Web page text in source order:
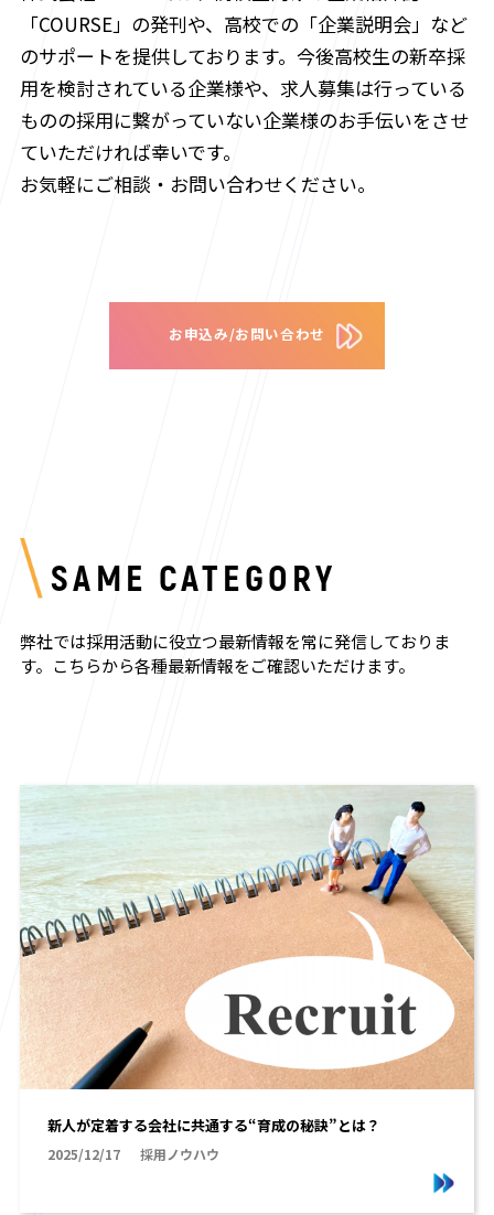
「COURSE」の発刊や、高校での「企業説明会」など
のサポートを提供しております。今後高校生の新卒採
用を検討されている企業様や、求人募集は行っている
ものの採用に繋がっていない企業様のお手伝いをさせ
ていただければ幸いです。
お気軽にご相談・お問い合わせください。
お申込み/お問い合わせ
SAME CATEGORY
弊社では採用活動に役立つ最新情報を常に発信しておりま
す。 こちらから各種最新情報をご確認いただけます。
新人が定着する会社に共通する“育成の秘訣”とは？
2025/12/17 採用ノウハウ